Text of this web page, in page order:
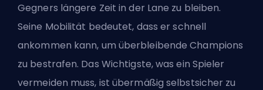
Gegners längere Zeit in der Lane zu bleiben.
Seine Mobilität bedeutet, dass er schnell
ankommen kann, um überbleibende Champions
zu bestrafen. Das Wichtigste, was ein Spieler
vermeiden muss, ist übermäßig selbstsicher zu